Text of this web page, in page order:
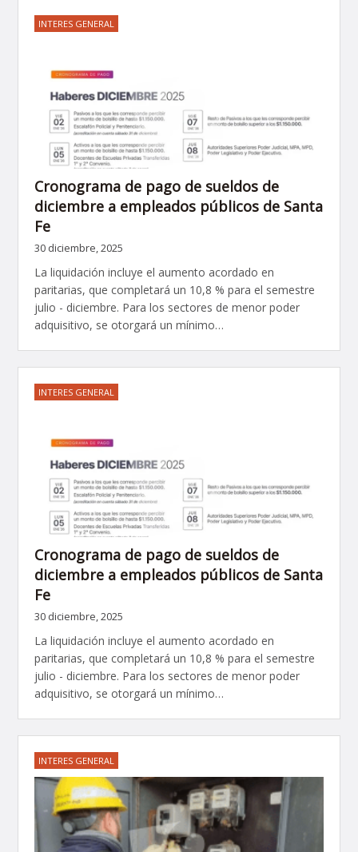
INTERES GENERAL
Cronograma de pago de sueldos de
diciembre a empleados públicos de Santa
Fe
30 diciembre, 2025
La liquidación incluye el aumento acordado en
paritarias, que completará un 10,8 % para el semestre
julio - diciembre. Para los sectores de menor poder
adquisitivo, se otorgará un mínimo…
INTERES GENERAL
Cronograma de pago de sueldos de
diciembre a empleados públicos de Santa
Fe
30 diciembre, 2025
La liquidación incluye el aumento acordado en
paritarias, que completará un 10,8 % para el semestre
julio - diciembre. Para los sectores de menor poder
adquisitivo, se otorgará un mínimo…
INTERES GENERAL